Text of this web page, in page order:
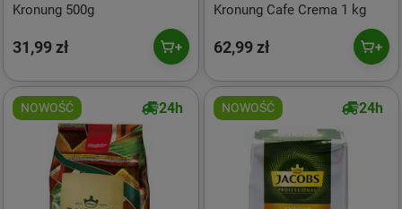
Kronung 500g
31,99 zł
Kronung Cafe Crema 1 kg
62,99 zł
NOWOŚĆ 24h NOWOŚĆ 24h